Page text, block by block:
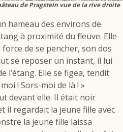
de Pragstein vue de la rive droite
hameau des environs de
à proximité du fleuve. Elle
de se pencher, son dos
se reposer un instant, il lui
l’étang. Elle se figea, tendit
! Sors-moi de là ! »
devant elle. Il était noir
il regardait la jeune fille avec
la jeune fille laissa